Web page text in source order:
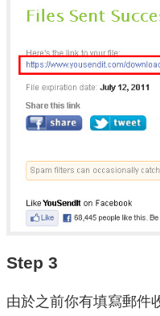
Step 3
由於之前你有填寫郵件